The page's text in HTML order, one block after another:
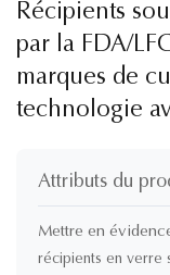
Récipients
par la FDA/
marques de
technologie
Attributs du
Mettre en
récipients en verre